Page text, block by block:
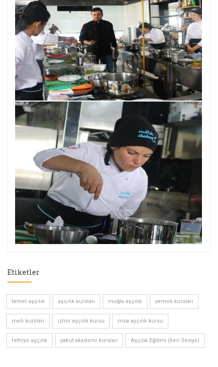
Etiketler
temel aşçılık aşçılık kursları muğla aşçılık yemek kursları
meb kursları izmir aşçılık kursu msa aşçılık kursu
fethiye aşçılık yakut akademi kursları Aşçılık Eğitimi (İleri Seviye)